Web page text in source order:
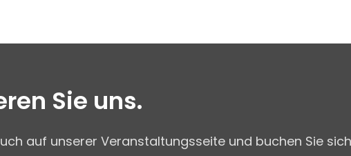
Sie uns.
auf unserer Veranstaltungsseite und buchen Sie